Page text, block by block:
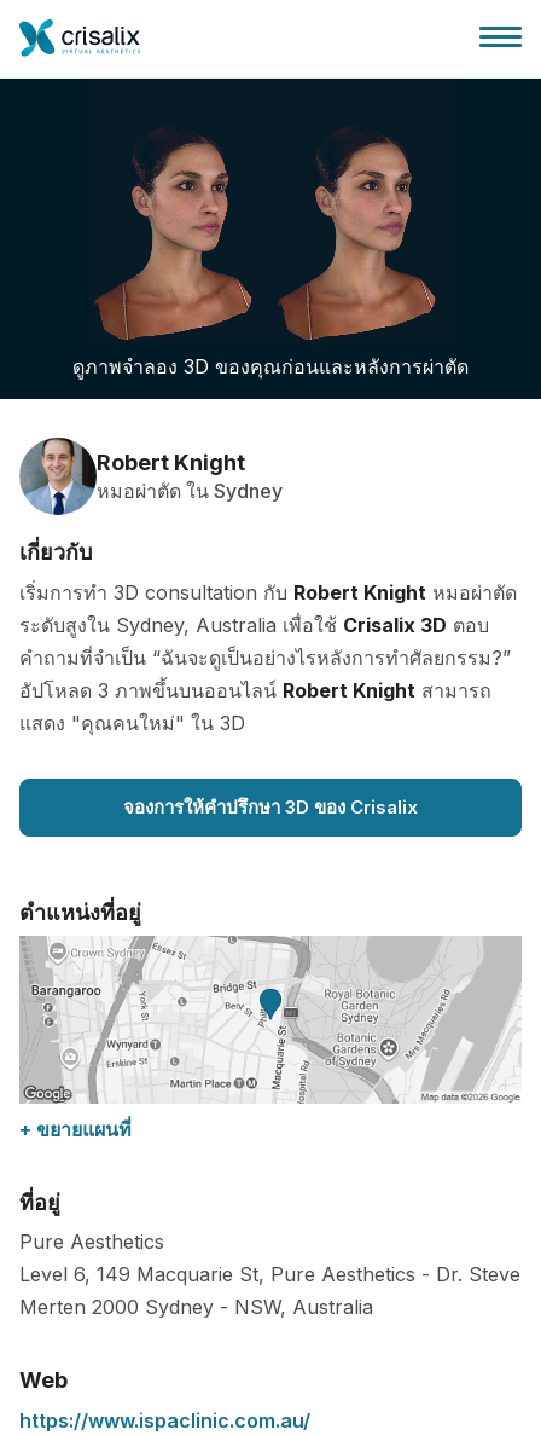
บ้านของหมอผ่าตัด
แพลตฟอร์มธุรกิจ 3D
แผน
ความคิดเห็นของคนไข้
ดูภาพจำลอง 3D ของคุณก่อนและหลังการผ่าตัด
Robert Knight
หมอผ่าตัด ใน Sydney
เกี่ยวกับ
เริ่มการทำ 3D consultation กับ Robert Knight หมอผ่าตัด
ระดับสูงใน Sydney, Australia เพื่อใช้ Crisalix 3D ตอบ
คำถามที่จำเป็น “ฉันจะดูเป็นอย่างไรหลังการทำศัลยกรรม?”
อัปโหลด 3 ภาพขึ้นบนออนไลน์ Robert Knight สามารถ
แสดง "คุณคนใหม่" ใน 3D
จองการให้คำปรึกษา 3D ของ Crisalix
ตำแหน่งที่อยู่
+ ขยายแผนที่
ที่อยู่
Pure Aesthetics
Level 6, 149 Macquarie St, Pure Aesthetics - Dr. Steve
Merten 2000 Sydney - NSW, Australia
Web
https://www.ispaclinic.com.au/